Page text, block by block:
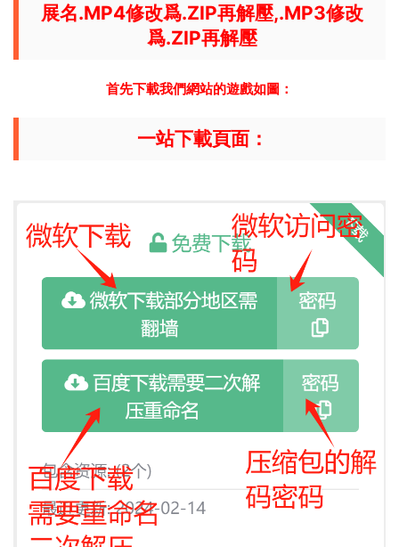
展名.MP4修改爲.ZIP再解壓,.MP3修改
爲.ZIP再解壓
首先下載我們網站的遊戲如圖：
一站下載頁面：